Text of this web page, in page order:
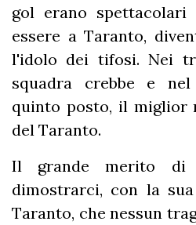
gol erano
essere a Taranto,
l'idolo dei tifosi. Nei
squadra crebbe e
quinto posto, il miglior
del Taranto.
Il grande merito di
dimostrarci, con la
Taranto, che nessun